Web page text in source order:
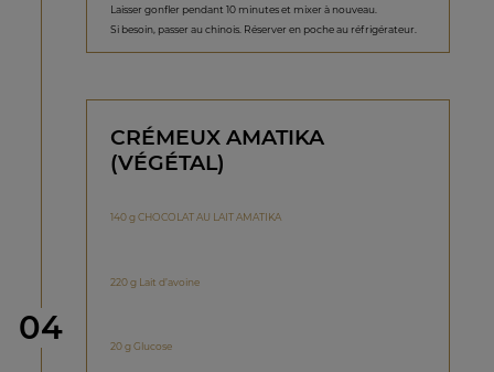
Laisser gonfler pendant 10 minutes et mixer à nouveau.
Si besoin, passer au chinois. Réserver en poche au réfrigérateur.
étape
04
CRÉMEUX AMATIKA
(VÉGÉTAL)
140 g CHOCOLAT AU LAIT AMATIKA
220 g Lait d’avoine
20 g Glucose